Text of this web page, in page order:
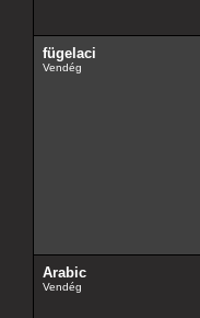
fügelaci
Vendég
Arabic
Vendég